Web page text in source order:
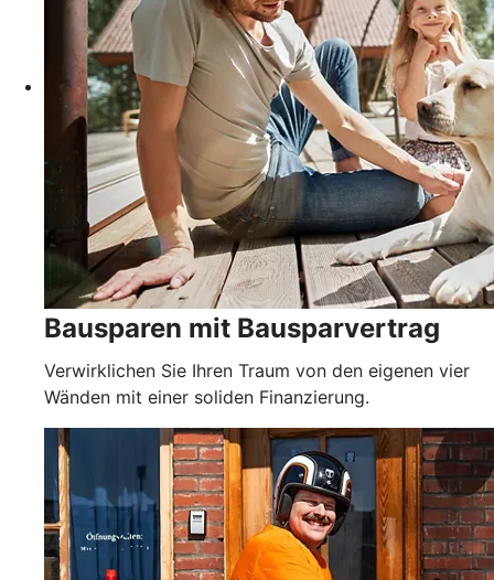
Bausparen mit Bausparvertrag
Verwirklichen Sie Ihren Traum von den eigenen vier
Wänden mit einer soliden Finanzierung.